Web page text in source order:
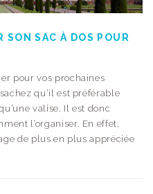
SON SAC À DOS POUR
pour vos prochaines
qu’il est préférable
valise. Il est donc
l’organiser. En effet,
de plus en plus appréciée